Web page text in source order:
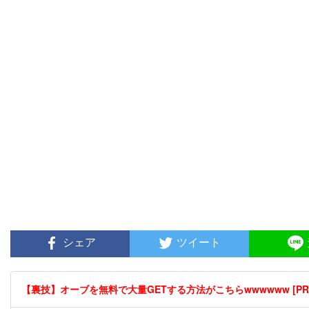
シェア ツイート
【裏技】オーブを無料で大量GETする方法がこちらwwwwww